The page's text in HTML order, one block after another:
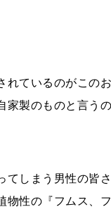
れているのがこの
家製のものと言う
てしまう男性の
物性の『フムス、